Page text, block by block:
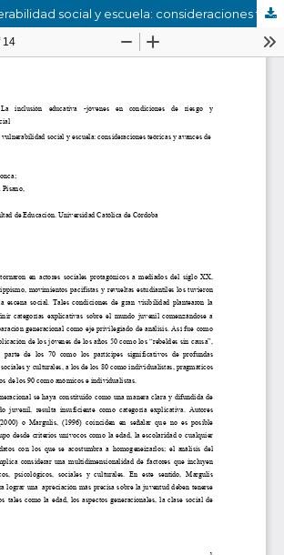
Juventud, vulnerabilidad social y escuela: consideraciones teóricas y avances de investigación